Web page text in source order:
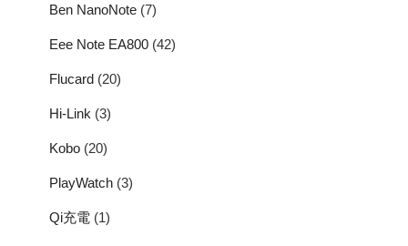
Ben NanoNote (7)
Eee Note EA800 (42)
Flucard (20)
Hi-Link (3)
Kobo (20)
PlayWatch (3)
Qi充電 (1)